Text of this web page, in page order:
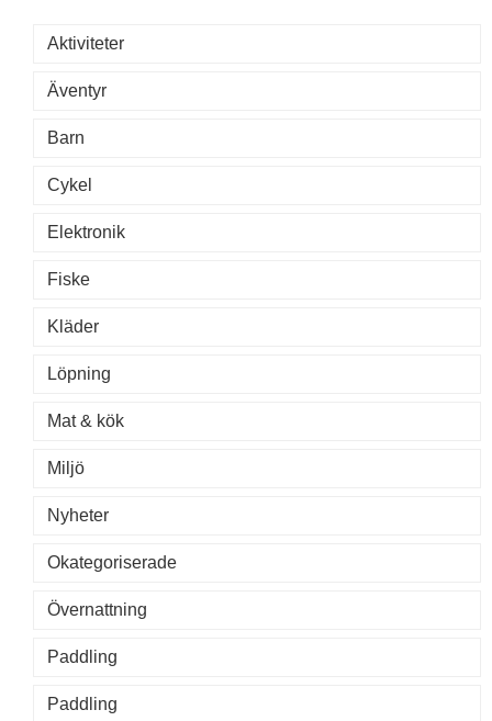
Aktiviteter
Äventyr
Barn
Cykel
Elektronik
Fiske
Kläder
Löpning
Mat & kök
Miljö
Nyheter
Okategoriserade
Övernattning
Paddling
Paddling